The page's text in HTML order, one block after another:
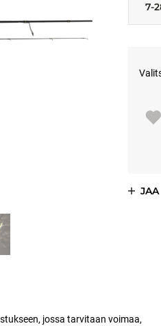
7-
JAA
jossa tarvitaan voimaa,